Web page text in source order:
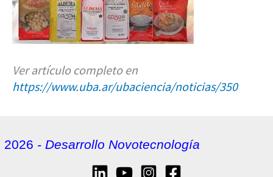
Ver artículo completo en
https://www.uba.ar/ubaciencia/noticias/350
2026 - Desarrollo Novotecnología